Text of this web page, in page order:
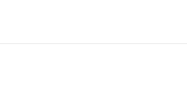
时，双方同时承受攻击伤害的60%
一半时使用